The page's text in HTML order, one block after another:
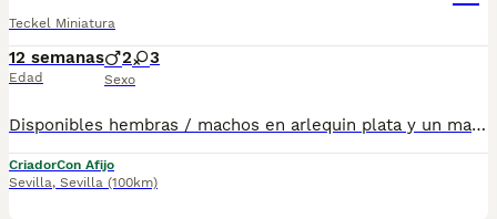
Teckel Miniatura
12 semanas
Edad
2 3
Sexo
Disponibles hembras / machos en arlequin plata y un macho negro fuego. Se entregan con su documentación al día , posibilidad de envio a la peninsula . Más información llamadas o whatsapp 673 011 600 Macho negro fuego 550 Arlequines plata machos 790 y hembra 890€
CriadorCon Afijo
Sevilla, Sevilla (100km)